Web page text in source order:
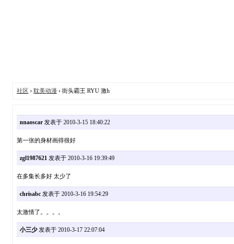
社区› 耽美动漫 › 街头霸王 RYU 激h
nnaoscar发表于 2010-3-15 18:40:22
第一张的身材画得很好
zgl1987621发表于 2010-3-16 19:39:49
在多集长多好 太少了
chrisabc发表于 2010-3-16 19:54:29
太激情了。。。。
小三少发表于 2010-3-17 22:07:04